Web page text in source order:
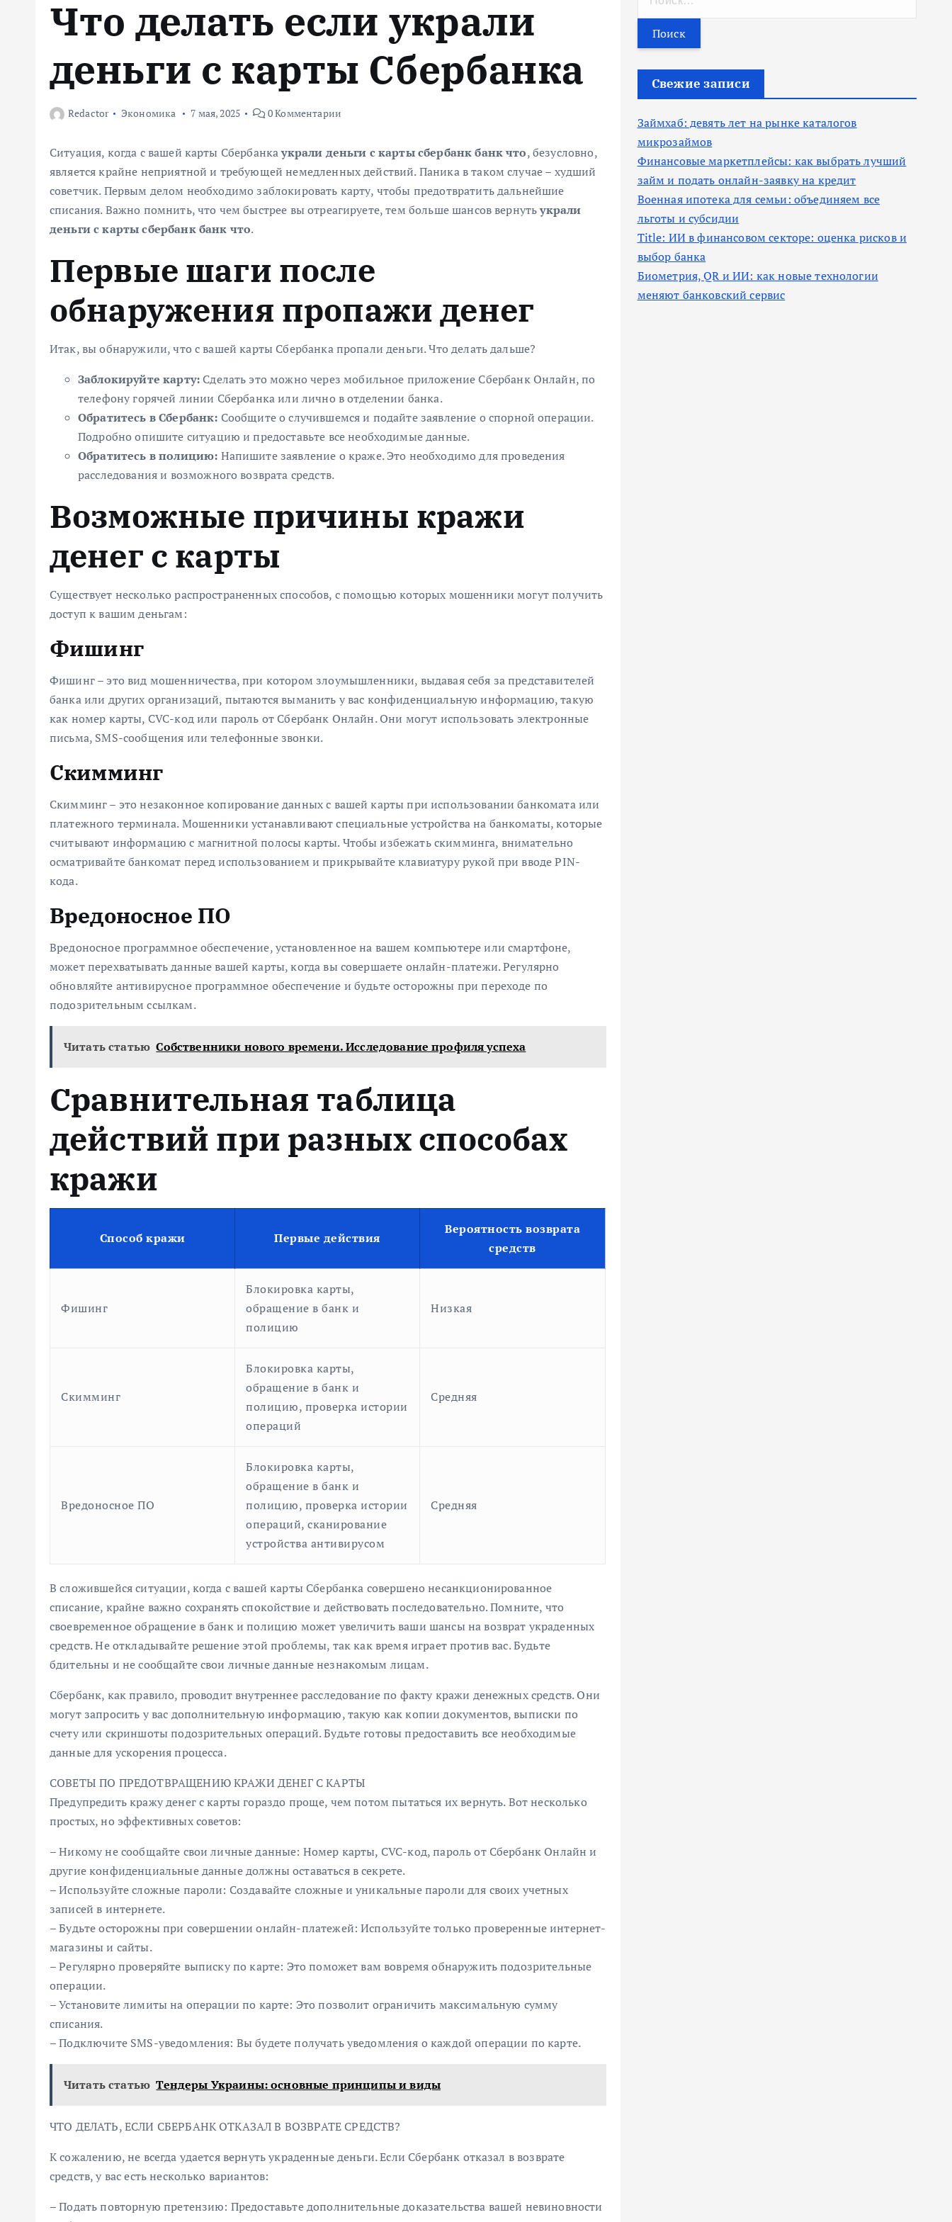
Что делать если украли
деньги с карты Сбербанка
Redactor Экономика 7 мая, 2025 0 Комментарии
Ситуация, когда с вашей карты Сбербанкаукрали деньги с карты сбербанк банк что, безусловно,
является крайне неприятной и требующей немедленных действий. Паника в таком случае – худший
советчик. Первым делом необходимо заблокировать карту, чтобы предотвратить дальнейшие
списания. Важно помнить, что чем быстрее вы отреагируете, тем больше шансов вернутьукрали
деньги с карты сбербанк банк что.
Первые шаги после
обнаружения пропажи денег
Итак, вы обнаружили, что с вашей карты Сбербанка пропали деньги. Что делать дальше?
Заблокируйте карту: Сделать это можно через мобильное приложение Сбербанк Онлайн, по
телефону горячей линии Сбербанка или лично в отделении банка.
Обратитесь в Сбербанк: Сообщите о случившемся и подайте заявление о спорной операции.
Подробно опишите ситуацию и предоставьте все необходимые данные.
Обратитесь в полицию: Напишите заявление о краже. Это необходимо для проведения
расследования и возможного возврата средств.
Возможные причины кражи
денег с карты
Существует несколько распространенных способов, с помощью которых мошенники могут получить
доступ к вашим деньгам:
Фишинг
Фишинг – это вид мошенничества, при котором злоумышленники, выдавая себя за представителей
банка или других организаций, пытаются выманить у вас конфиденциальную информацию, такую
как номер карты, CVC-код или пароль от Сбербанк Онлайн. Они могут использовать электронные
письма, SMS-сообщения или телефонные звонки.
Скимминг
Скимминг – это незаконное копирование данных с вашей карты при использовании банкомата или
платежного терминала. Мошенники устанавливают специальные устройства на банкоматы, которые
считывают информацию с магнитной полосы карты. Чтобы избежать скимминга, внимательно
осматривайте банкомат перед использованием и прикрывайте клавиатуру рукой при вводе PIN-
кода.
Вредоносное ПО
Вредоносное программное обеспечение, установленное на вашем компьютере или смартфоне,
может перехватывать данные вашей карты, когда вы совершаете онлайн-платежи. Регулярно
обновляйте антивирусное программное обеспечение и будьте осторожны при переходе по
подозрительным ссылкам.
Читать статью Собственники нового времени. Исследование профиля успеха
Сравнительная таблица
действий при разных способах
кражи
Способ кражи Первые действия
Вероятность возврата
средств
Фишинг
Блокировка карты,
обращение в банк и
полицию
Низкая
Скимминг
Блокировка карты,
обращение в банк и
полицию, проверка истории
операций
Средняя
Вредоносное ПО
Блокировка карты,
обращение в банк и
полицию, проверка истории
операций, сканирование
устройства антивирусом
Средняя
В сложившейся ситуации, когда с вашей карты Сбербанка совершено несанкционированное
списание, крайне важно сохранять спокойствие и действовать последовательно. Помните, что
своевременное обращение в банк и полицию может увеличить ваши шансы на возврат украденных
средств. Не откладывайте решение этой проблемы, так как время играет против вас. Будьте
бдительны и не сообщайте свои личные данные незнакомым лицам.
Сбербанк, как правило, проводит внутреннее расследование по факту кражи денежных средств. Они
могут запросить у вас дополнительную информацию, такую как копии документов, выписки по
счету или скриншоты подозрительных операций. Будьте готовы предоставить все необходимые
данные для ускорения процесса.
СОВЕТЫ ПО ПРЕДОТВРАЩЕНИЮ КРАЖИ ДЕНЕГ С КАРТЫ
Предупредить кражу денег с карты гораздо проще, чем потом пытаться их вернуть. Вот несколько
простых, но эффективных советов:
– Никому не сообщайте свои личные данные: Номер карты, CVC-код, пароль от Сбербанк Онлайн и
другие конфиденциальные данные должны оставаться в секрете.
– Используйте сложные пароли: Создавайте сложные и уникальные пароли для своих учетных
записей в интернете.
– Будьте осторожны при совершении онлайн-платежей: Используйте только проверенные интернет-
магазины и сайты.
– Регулярно проверяйте выписку по карте: Это поможет вам вовремя обнаружить подозрительные
операции.
– Установите лимиты на операции по карте: Это позволит ограничить максимальную сумму
списания.
– Подключите SMS-уведомления: Вы будете получать уведомления о каждой операции по карте.
Читать статью Тендеры Украины: основные принципы и виды
ЧТО ДЕЛАТЬ, ЕСЛИ СБЕРБАНК ОТКАЗАЛ В ВОЗВРАТЕ СРЕДСТВ?
К сожалению, не всегда удается вернуть украденные деньги. Если Сбербанк отказал в возврате
средств, у вас есть несколько вариантов:
– Подать повторную претензию: Предоставьте дополнительные доказательства вашей невиновности
т
и
Свежие записи
Займхаб: девять лет на рынке каталогов
микрозаймов
Финансовые маркетплейсы: как выбрать лучший
займ и подать онлайн-заявку на кредит
Военная ипотека для семьи: объединяем все
льготы и субсидии
Title: ИИ в финансовом секторе: оценка рисков и
выбор банка
Биометрия, QR и ИИ: как новые технологии
меняют банковский сервис